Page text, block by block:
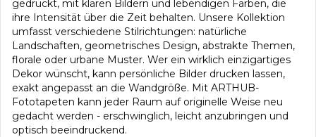
gedruckt, mit klaren Bildern und lebendigen Farben, die
ihre Intensität über die Zeit behalten. Unsere Kollektion
umfasst verschiedene Stilrichtungen: natürliche
Landschaften, geometrisches Design, abstrakte Themen,
florale oder urbane Muster. Wer ein wirklich einzigartiges
Dekor wünscht, kann persönliche Bilder drucken lassen,
exakt angepasst an die Wandgröße. Mit ARTHUB-
Fototapeten kann jeder Raum auf originelle Weise neu
gedacht werden - erschwinglich, leicht anzubringen und
optisch beeindruckend.